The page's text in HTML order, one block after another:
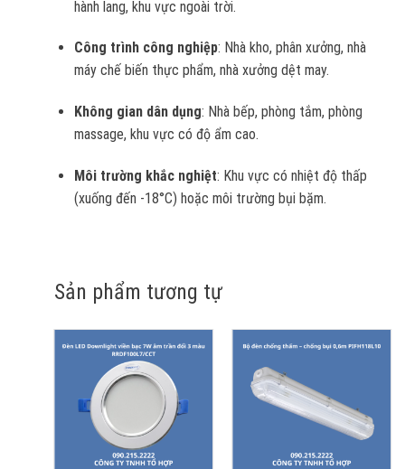
hành lang, khu vực ngoài trời.
Công trình công nghiệp: Nhà kho, phân xưởng, nhà
máy chế biến thực phẩm, nhà xưởng dệt may.
Không gian dân dụng: Nhà bếp, phòng tắm, phòng
massage, khu vực có độ ẩm cao.
Môi trường khắc nghiệt: Khu vực có nhiệt độ thấp
(xuống đến -18°C) hoặc môi trường bụi bặm.
Sản phẩm tương tự